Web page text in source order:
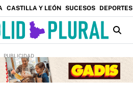
CASTILLA Y LEÓN SUCESOS DEPORTES